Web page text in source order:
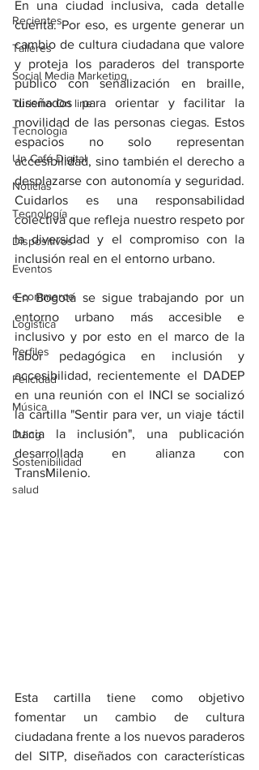
Recientes
Talleres
Social Media Marketing
Turismo On line
Tecnología
Un Café Digital
Noticias
Tecnología
Dispositivos
Eventos
e-commerce
Logística
Perfiles
Felicidad
Música
DJing
Sostenibilidad
salud
En una ciudad inclusiva, cada detalle
cuenta. Por eso, es urgente generar un
cambio de cultura ciudadana que valore
y proteja los paraderos del transporte
público con señalización en braille,
diseñados para orientar y facilitar la
movilidad de las personas ciegas. Estos
espacios no solo representan
accesibilidad, sino también el derecho a
desplazarse con autonomía y seguridad.
Cuidarlos es una responsabilidad
colectiva que refleja nuestro respeto por
la diversidad y el compromiso con la
inclusión real en el entorno urbano.
En Bogotá se sigue trabajando por un
entorno urbano más accesible e
inclusivo y por esto en el marco de la
labor pedagógica en inclusión y
accesibilidad, recientemente el DADEP
en una reunión con el INCI se socializó
la cartilla "Sentir para ver, un viaje táctil
hacia la inclusión", una publicación
desarrollada en alianza con
TransMilenio.
Esta cartilla tiene como objetivo
fomentar un cambio de cultura
ciudadana frente a los nuevos paraderos
del SITP, diseñados con características